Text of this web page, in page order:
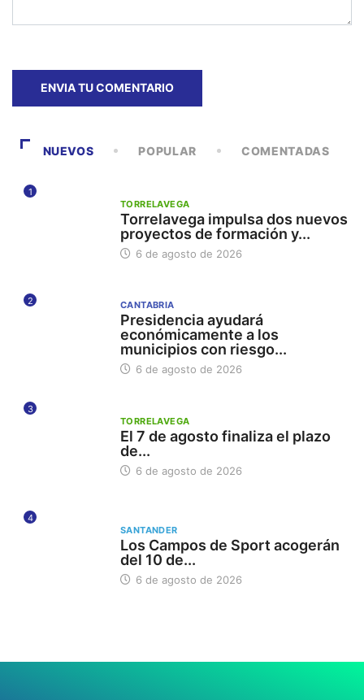
NUEVOS POPULAR COMENTADAS
1
TORRELAVEGA
Torrelavega impulsa dos nuevos
proyectos de formación y...
6 de agosto de 2026
2 CANTABRIA
Presidencia ayudará
económicamente a los
municipios con riesgo...
6 de agosto de 2026
3
TORRELAVEGA
El 7 de agosto finaliza el plazo
de...
6 de agosto de 2026
4
SANTANDER
Los Campos de Sport acogerán
del 10 de...
6 de agosto de 2026